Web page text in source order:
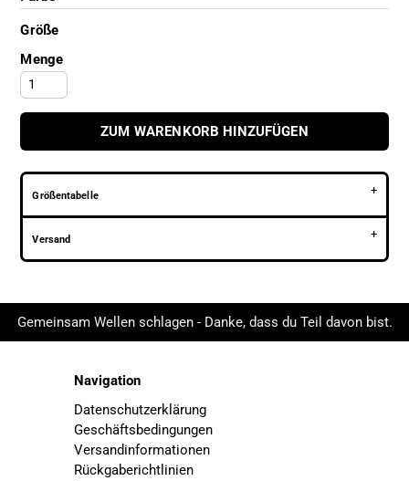
Größe
Menge
ZUM WARENKORB HINZUFÜGEN
Größentabelle
Versand
Gemeinsam Wellen schlagen - Danke, dass du Teil davon bist.
Navigation
Datenschutzerklärung
Geschäftsbedingungen
Versandinformationen
Rückgaberichtlinien